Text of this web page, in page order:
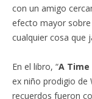
con un amigo
efecto mayor sobre
cualquier cosa que
En el libro, “A
ex niño prodigio de
recuerdos fueron